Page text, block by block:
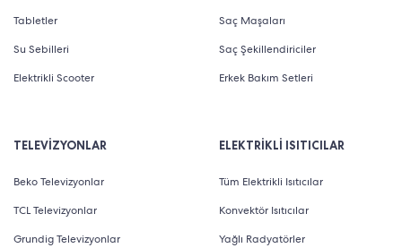
Tabletler
Su Sebilleri
Elektrikli Scooter
Saç Maşaları
Saç Şekillendiriciler
Erkek Bakım Setleri
TELEVİZYONLAR
Beko Televizyonlar
TCL Televizyonlar
Grundig Televizyonlar
ELEKTRİKLİ ISITICILAR
Tüm Elektrikli Isıtıcılar
Konvektör Isıtıcılar
Yağlı Radyatörler